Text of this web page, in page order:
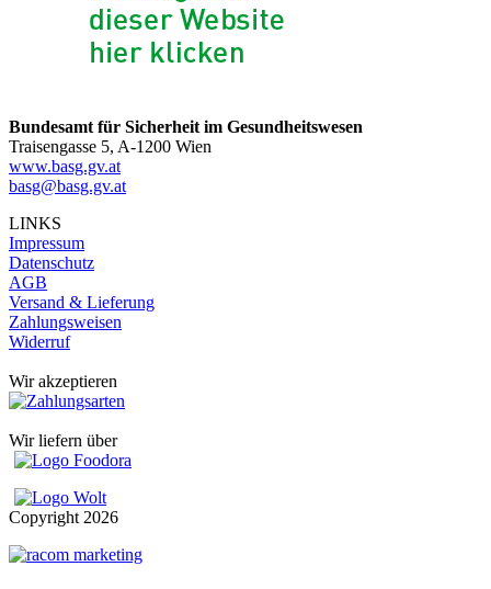
Bundesamt für Sicherheit im Gesundheitswesen
Traisengasse 5, A-1200 Wien
www.basg.gv.at
basg@basg.gv.at
LINKS
Impressum
Datenschutz
AGB
Versand & Lieferung
Zahlungsweisen
Widerruf
Wir akzeptieren
Wir liefern über
Copyright 2026